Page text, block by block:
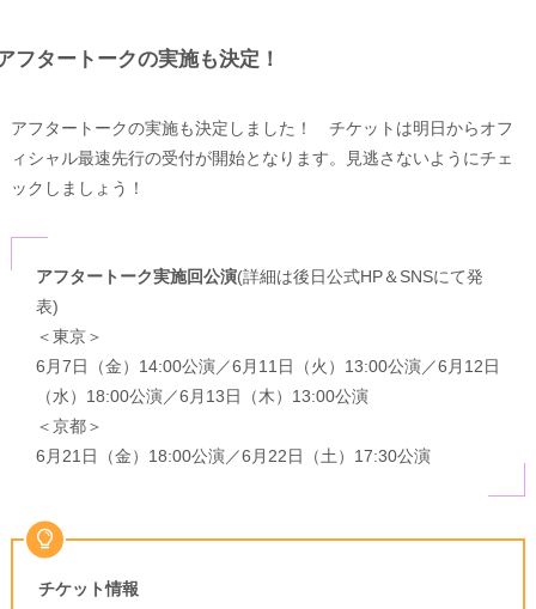
フタートークの実施も決定！
アフタートークの実施も決定しました！ チケットは明日からオフ
ィシャル最速先行の受付が開始となります。見逃さないようにチェ
ックしましょう！
アフタートーク実施回公演(詳細は後日公式HP＆SNSにて発
表)
＜東京＞
6月7日（金）14:00公演／6月11日（火）13:00公演／6月12日
（水）18:00公演／6月13日（木）13:00公演
＜京都＞
6月21日（金）18:00公演／6月22日（土）17:30公演
チケット情報